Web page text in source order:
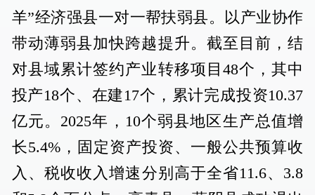
羊”经济强县一对一帮扶弱县。以产业协作
带动薄弱县加快跨越提升。截至目前，结
对县域累计签约产业转移项目48个，其中
投产18个、在建17个，累计完成投资10.37
亿元。2025年，10个弱县地区生产总值增
长5.4%，固定资产投资、一般公共预算收
入、税收收入增速分别高于全省11.6、3.8